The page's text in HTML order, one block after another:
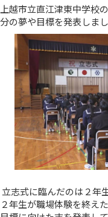
上越市立直江津東中学校
分の夢や目標を発表しまし
立志式に臨んだのは２年
２年生が職場体験を終え